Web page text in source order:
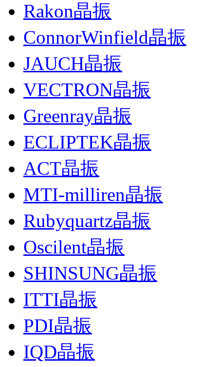
Rakon晶振
ConnorWinfield晶振
JAUCH晶振
VECTRON晶振
Greenray晶振
ECLIPTEK晶振
ACT晶振
MTI-milliren晶振
Rubyquartz晶振
Oscilent晶振
SHINSUNG晶振
ITTI晶振
PDI晶振
IQD晶振